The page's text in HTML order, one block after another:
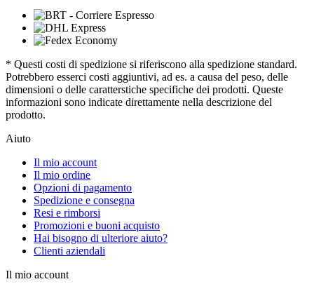
* Questi costi di spedizione si riferiscono alla spedizione standard.
Potrebbero esserci costi aggiuntivi, ad es. a causa del peso, delle
dimensioni o delle caratterstiche specifiche dei prodotti. Queste
informazioni sono indicate direttamente nella descrizione del
prodotto.
Aiuto
Il mio account
Il mio ordine
Opzioni di pagamento
Spedizione e consegna
Resi e rimborsi
Promozioni e buoni acquisto
Hai bisogno di ulteriore aiuto?
Clienti aziendali
Il mio account